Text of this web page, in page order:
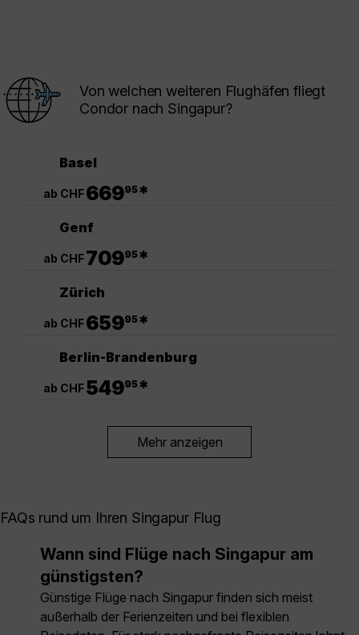
Von welchen weiteren Flughäfen fliegt
Condor nach Singapur?
Basel
ab CHF66995*
Genf
ab CHF70995*
Zürich
ab CHF65995*
Berlin-Brandenburg
ab CHF54995*
Mehr anzeigen
FAQs rund um Ihren Singapur Flug
Wann sind Flüge nach Singapur am
günstigsten?
Günstige Flüge nach Singapur finden sich meist
außerhalb der Ferienzeiten und bei flexiblen